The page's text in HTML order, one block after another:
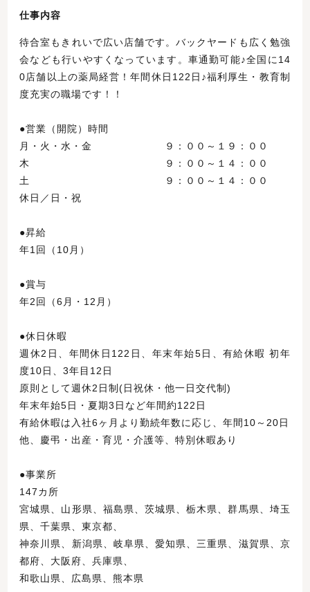
仕事内容
待合室もきれいで広い店舗です。バックヤードも広く勉強
会なども行いやすくなっています。車通勤可能♪全国に14
0店舗以上の薬局経営！年間休日122日♪福利厚生・教育制
度充実の職場です！！
●営業（開院）時間
月・火・水・金 ９：００～１９：００
木 ９：００～１４：００
土 ９：００～１４：００
休日／日・祝
●昇給
年1回（10月）
●賞与
年2回（6月・12月）
●休日休暇
週休2日、年間休日122日、年末年始5日、有給休暇 初年
度10日、3年目12日
原則として週休2日制(日祝休・他一日交代制)
年末年始5日・夏期3日など年間約122日
有給休暇は入社6ヶ月より勤続年数に応じ、年間10～20日
他、慶弔・出産・育児・介護等、特別休暇あり
●事業所
147カ所
宮城県、山形県、福島県、茨城県、栃木県、群馬県、埼玉
県、千葉県、東京都、
神奈川県、新潟県、岐阜県、愛知県、三重県、滋賀県、京
都府、大阪府、兵庫県、
和歌山県、広島県、熊本県